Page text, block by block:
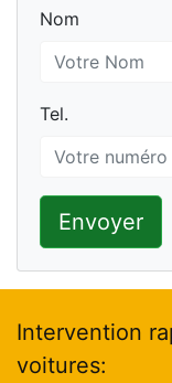
Nom
Nom
Tel.
Tel.
Envoyer
Intervention
voitures: